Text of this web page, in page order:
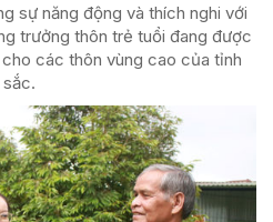
sự năng động và thích nghi với
trưởng thôn trẻ tuổi đang được
các thôn vùng cao của tỉnh